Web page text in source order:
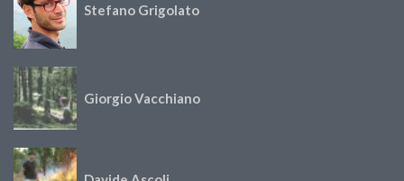
Stefano Grigolato
Giorgio Vacchiano